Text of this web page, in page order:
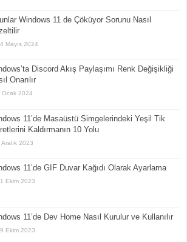
Windows 11 de Çöküyor Sorunu Nasıl
Mayıs 2024
Discord Akış Paylaşımı Renk Değişikliği
Onarılır
Ocak 2024
11’de Masaüstü Simgelerindeki Yeşil Tik
Kaldırmanın 10 Yolu
Aralık 2023
11’de GIF Duvar Kağıdı Olarak Ayarlama
Ekim 2023
11’de Dev Home Nasıl Kurulur ve Kullanılır
Ekim 2023